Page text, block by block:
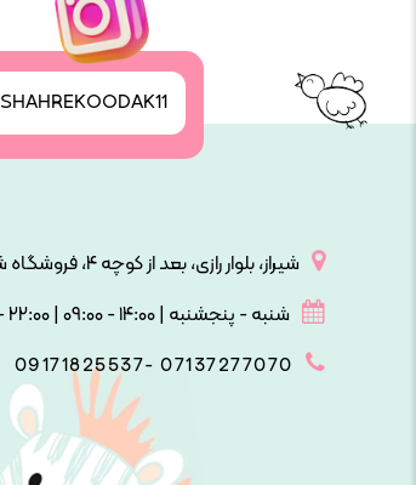
SHAHREKOODAK11
شیراز، بلوار رازی، بعد از کوچه ۴، فروشگاه شهر کودک
شنبه - پنجشنبه | ۱۴:۰۰ - ۰۹:۰۰ | ۲۲:۰۰ - ۱۶:۰۰
09171825537- 07137277070